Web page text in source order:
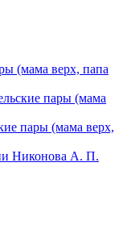
(мама верх, папа
пары (мама
пары (мама верх,
Никонова А. П.